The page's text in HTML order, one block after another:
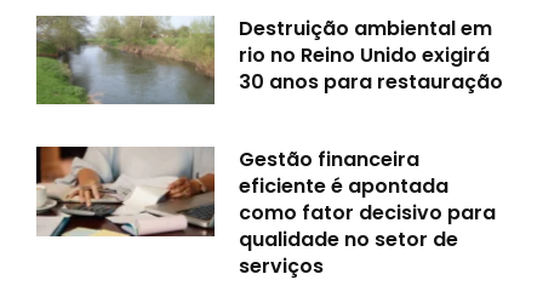
Destruição ambiental em
rio no Reino Unido exigirá
30 anos para restauração
Gestão financeira
eficiente é apontada
como fator decisivo para
qualidade no setor de
serviços